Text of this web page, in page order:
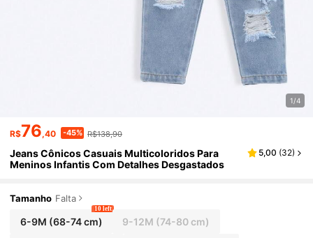
1/4
R$76,40 -45% R$138,90
Jeans Cônicos Casuais Multicoloridos Para
Meninos Infantis Com Detalhes Desgastados
5,00 (32)
Tamanho Falta
6-9M (68-74 cm)
10 left
9-12M (74-80 cm)